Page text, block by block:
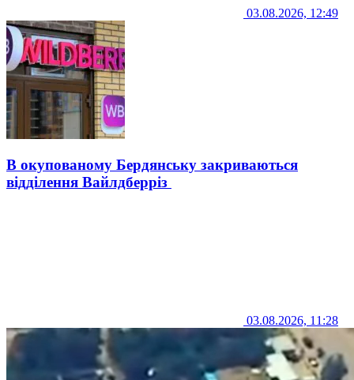
03.08.2026, 12:49
В окупованому Бердянську закриваються
відділення Вайлдберріз
03.08.2026, 11:28